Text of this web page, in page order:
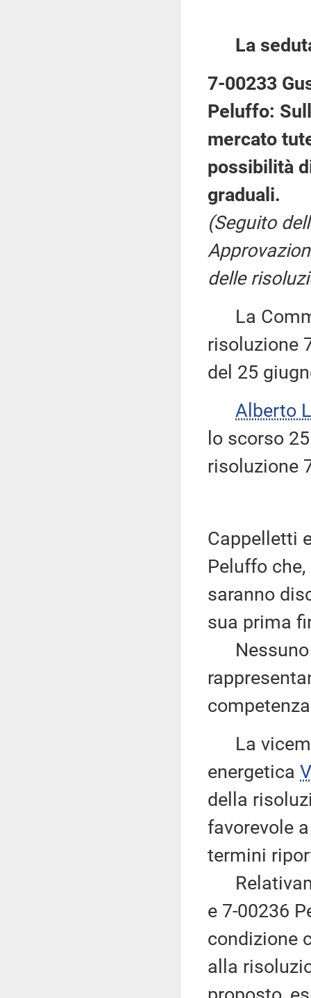
La
7-00233
Peluffo:
mercato
possibilità
graduali.
(Seguito
delle
La
risoluzione
del 25
Alberto
lo scorso
risoluzione
Cappelletti
Peluffo
saranno
sua prima
Nessuno
La
energetica
della
favorevole
termini
e 7-00236
condizione
alla